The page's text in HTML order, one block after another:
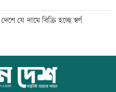
ব্যাংকের কর্পোরেট পরিচালকের
বিক্রির ঘোষণা
মুরগির মাংসে মাত্রাতিরিক্ত
যে দামে বিক্রি হচ্ছে স্বর্ণ
বন্ধু দিবস